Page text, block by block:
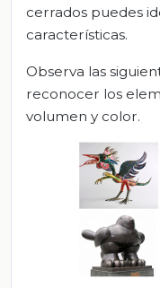
cerrados puedes
características.
Observa las
reconocer los
volumen y color.